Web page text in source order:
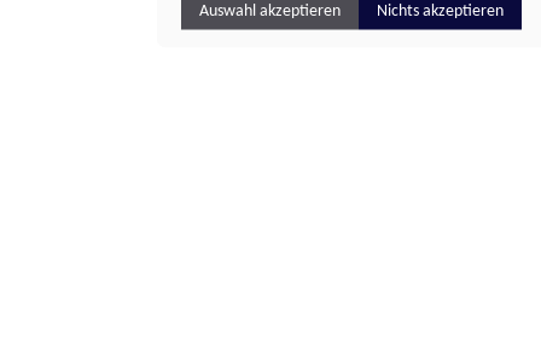
Auswahl akzeptieren Nichts akzeptieren